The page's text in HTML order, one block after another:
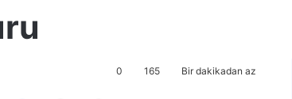
0 165 Bir dakikadan az